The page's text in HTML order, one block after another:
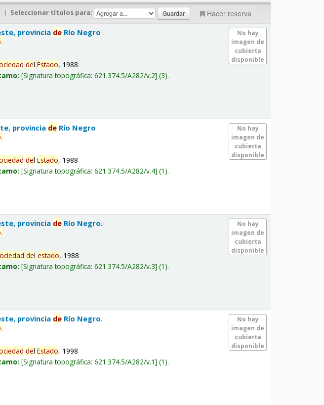
| Seleccionar títulos para: Hacer reserva
No hay
imagen de
cubierta
disponible
provincia de Río Negro
.
delEstado, 1988
Signatura topográfica:621.374.5/A282/v.2 (3).
No hay
imagen de
cubierta
disponible
provincia de Río Negro
.
delEstado, 1988
Signatura topográfica:621.374.5/A282/v.4 (1).
No hay
imagen de
cubierta
disponible
provincia de Río Negro.
.
delestado, 1988
Signatura topográfica:621.374.5/A282/v.3 (1).
No hay
imagen de
cubierta
disponible
provincia de Río Negro.
.
delEstado, 1998
Signatura topográfica:621.374.5/A282/v.1 (1).